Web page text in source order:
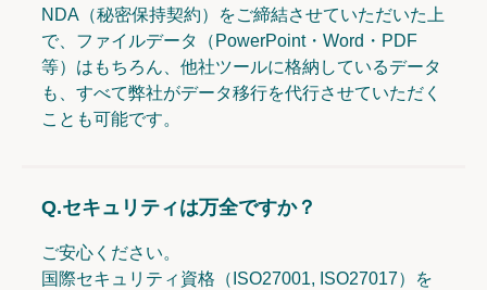
NDA（秘密保持契約）をご締結させていただいた上
で、ファイルデータ（PowerPoint・Word・PDF
等）はもちろん、他社ツールに格納しているデータ
も、すべて弊社がデータ移行を代行させていただく
ことも可能です。
Q.セキュリティは万全ですか？
ご安心ください。
国際セキュリティ資格（ISO27001, ISO27017）を